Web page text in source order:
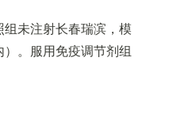
未注射长春瑞滨，模
。服用免疫调节剂组